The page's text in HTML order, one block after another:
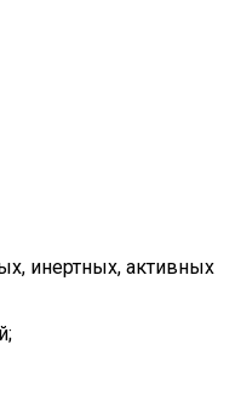
инертных, активных